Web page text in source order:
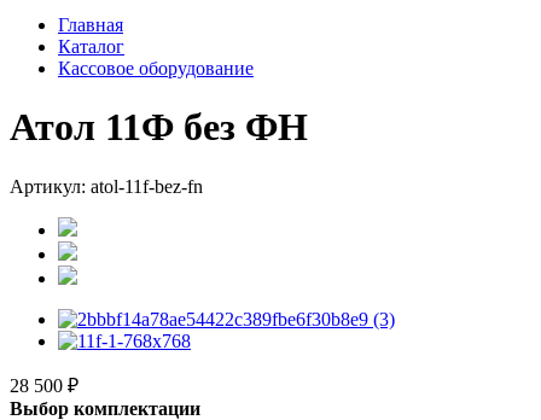
Главная
Каталог
Кассовое оборудование
Атол 11Ф без ФН
Артикул: atol-11f-bez-fn
28 500 ₽
Выбор комплектации